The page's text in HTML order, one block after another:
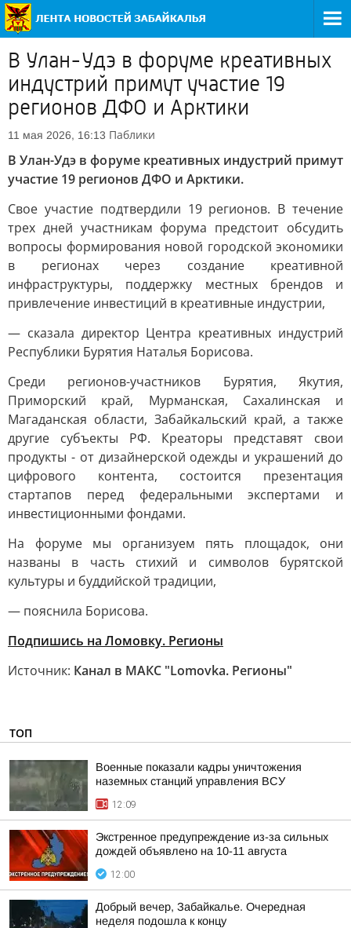
В Улан-Удэ в форуме креативных
индустрий примут участие 19
регионов ДФО и Арктики
11 мая 2026, 16:13 Паблики
В Улан-Удэ в форуме креативных индустрий примут
участие 19 регионов ДФО и Арктики.
Свое участие подтвердили 19 регионов. В течение
трех дней участникам форума предстоит обсудить
вопросы формирования новой городской экономики
в регионах через создание креативной
инфраструктуры, поддержку местных брендов и
привлечение инвестиций в креативные индустрии,
— сказала директор Центра креативных индустрий
Республики Бурятия Наталья Борисова.
Среди регионов-участников Бурятия, Якутия,
Приморский край, Мурманская, Сахалинская и
Магаданская области, Забайкальский край, а также
другие субъекты РФ. Креаторы представят свои
продукты - от дизайнерской одежды и украшений до
цифрового контента, состоится презентация
стартапов перед федеральными экспертами и
инвестиционными фондами.
На форуме мы организуем пять площадок, они
названы в часть стихий и символов бурятской
культуры и буддийской традиции,
— пояснила Борисова.
Подпишись на Ломовку. Регионы
Источник: Канал в МАКС "Lomovka. Регионы"
ТОП
Военные показали кадры уничтожения
наземных станций управления ВСУ
12:09
Экстренное предупреждение из-за сильных
дождей объявлено на 10-11 августа
12:00
Добрый вечер, Забайкалье. Очередная
неделя подошла к концу